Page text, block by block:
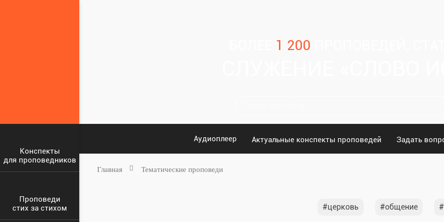
1 200
Аудиоплеер Актуальные конспекты проповедей Задать
Конспекты
для проповедников
Проповеди
стих за стихом
Главная Тематические проповеди
церковь общение